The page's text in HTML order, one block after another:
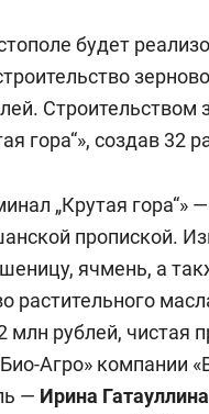
будет
гора“», создав 32
„Крутая гора“»
пропиской.
ячмень, а
растительного
млн рублей, чистая
Агро» компании
— Ирина Гатауллина